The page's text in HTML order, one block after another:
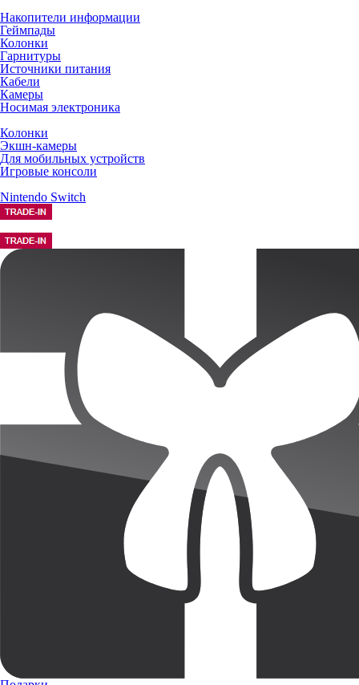
Накопители информации
Геймпады
Колонки
Гарнитуры
Источники питания
Кабели
Камеры
Носимая электроника
Колонки
Экшн-камеры
Для мобильных устройств
Игровые консоли
Nintendo Switch